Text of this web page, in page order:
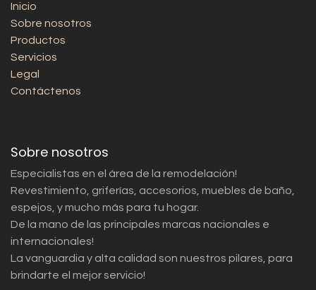
Inicio
Sobre nosotros
Productos
Servicios
Legal
Contáctenos
Sobre nosotros
Especialistas en el área de la remodelación!
Revestimiento, griferías, accesorios, muebles de baño,
espejos, y mucho más para tu hogar.
De la mano de las principales marcas nacionales e
internacionales!
La vanguardia y alta calidad son nuestros pilares, para
brindarte el mejor servicio!